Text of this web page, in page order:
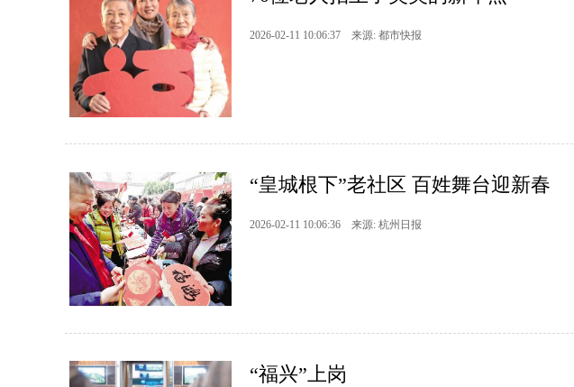
2026-02-11 10:06:37 来源: 都市快报
“皇城根下”老社区 百姓舞台迎新春
2026-02-11 10:06:36 来源: 杭州日报
“福兴”上岗